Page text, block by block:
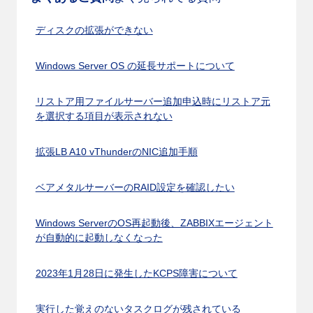
ディスクの拡張ができない
Windows Server OS の延長サポートについて
リストア用ファイルサーバー追加申込時にリストア元
を選択する項目が表示されない
拡張LB A10 vThunderのNIC追加手順
ベアメタルサーバーのRAID設定を確認したい
Windows ServerのOS再起動後、ZABBIXエージェント
が自動的に起動しなくなった
2023年1月28日に発生したKCPS障害について
実行した覚えのないタスクログが残されている